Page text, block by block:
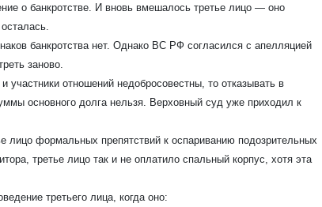
о банкротстве. И вновь вмешалось третье лицо — оно
банкротства нет. Однако ВС РФ согласился с апелляцией
заново.
отношений недобросовестны, то отказывать в
основного долга нельзя. Верховный суд уже приходил к
лицо формальных препятствий к оспариванию подозрительных
третье лицо так и не оплатило спальный корпус, хотя эта
третьего лица, когда оно: